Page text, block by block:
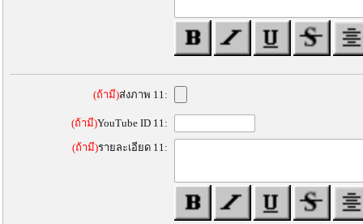
(ถ้ามี)ส่งภาพ 11:
(ถ้ามี)YouTube ID 11:
(ถ้ามี)รายละเอียด 11: